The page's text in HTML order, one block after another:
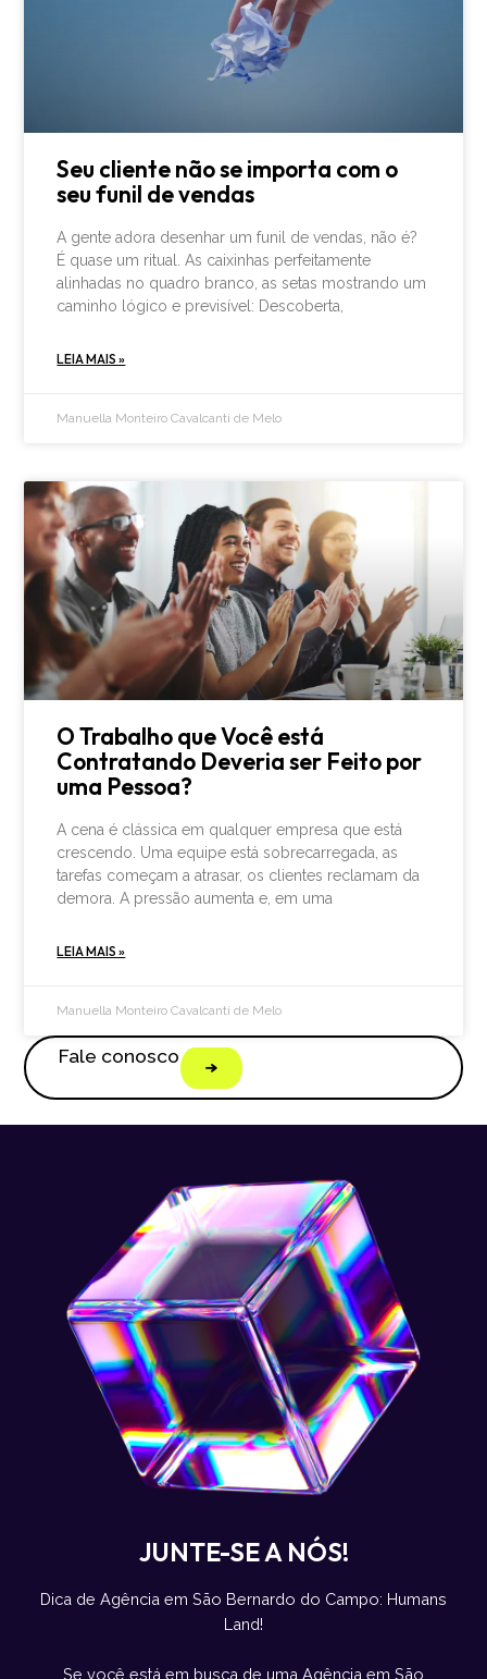
Seu cliente não se importa com o
seu funil de vendas
A gente adora desenhar um funil de vendas, não é?
É quase um ritual. As caixinhas perfeitamente
alinhadas no quadro branco, as setas mostrando um
caminho lógico e previsível: Descoberta,
LEIA MAIS »
Manuella Monteiro Cavalcanti de Melo
O Trabalho que Você está
Contratando Deveria ser Feito por
uma Pessoa?
A cena é clássica em qualquer empresa que está
crescendo. Uma equipe está sobrecarregada, as
tarefas começam a atrasar, os clientes reclamam da
demora. A pressão aumenta e, em uma
LEIA MAIS »
Manuella Monteiro Cavalcanti de Melo
Fale conosco
JUNTE-SE A NÓS!
Dica de Agência em São Bernardo do Campo: Humans
Land!
Se você está em busca de uma Agência em São